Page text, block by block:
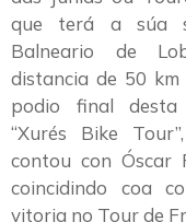
que terá a súa
Balneario de
distancia de 50
podio final desta
“Xurés Bike
contou con Óscar
coincidindo coa
vitoria no Tour de